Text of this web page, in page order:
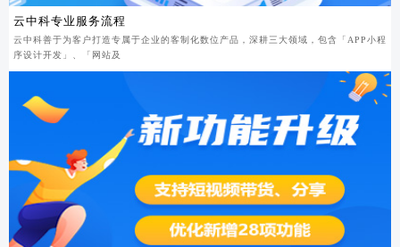
云中科专业服务流程
云中科善于为客户打造专属于企业的客制化数位产品，深耕三大领域，包含「APP小程
序设计开发」、「网站及